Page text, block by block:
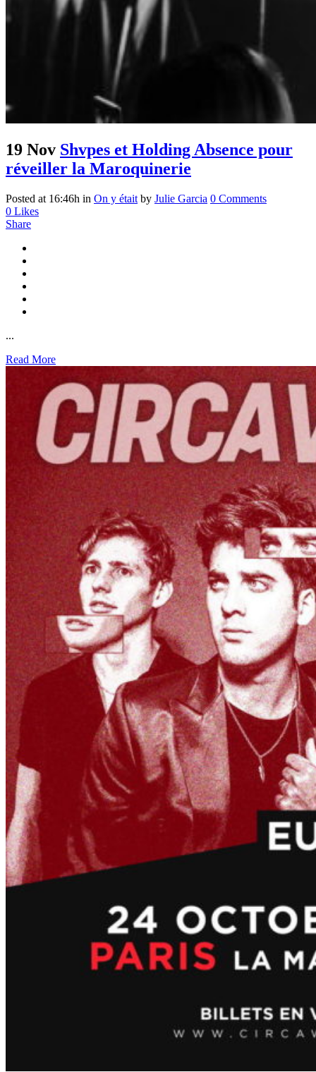
19 Nov Shvpes et Holding Absence pour
réveiller la Maroquinerie
Posted at 16:46h in On y était by Julie Garcia 0 Comments
0 Likes
Share
...
Read More